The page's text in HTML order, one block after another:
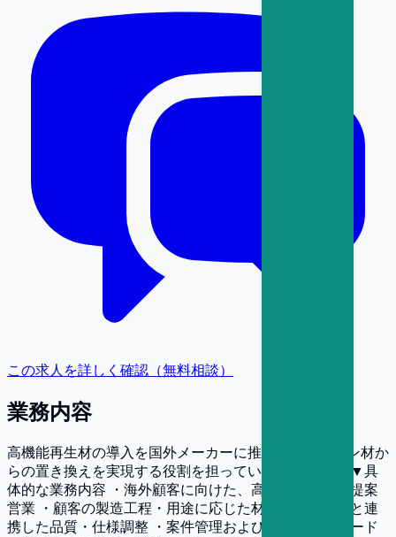
この求人を詳しく確認（無料相談）
業務内容
高機能再生材の導入を国外メーカーに推進し、バージン材か
らの置き換えを実現する役割を担っていただきます。 ▼具
体的な業務内容 ・海外顧客に向けた、高機能再生材の提案
営業 ・顧客の製造工程・用途に応じた材料提案、開発と連
携した品質・仕様調整 ・案件管理および売上創出のリード